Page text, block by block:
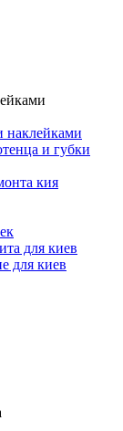
наклейками
и губки
кия
для киев
для киев